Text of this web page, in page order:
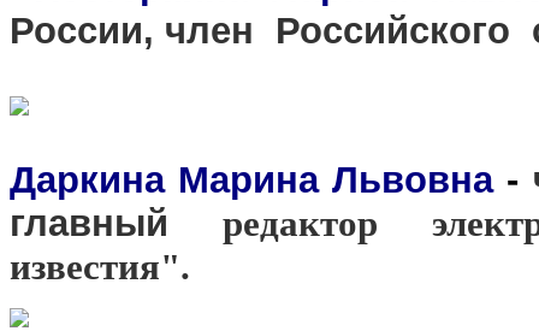
России, член Российского
Даркина Марина Львовна-
главный редактор
известия".